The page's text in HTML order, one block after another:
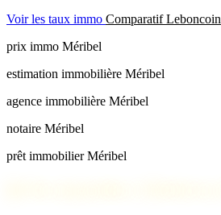
Voir les taux immo Comparatif Leboncoin
prix immo Méribel
estimation immobilière Méribel
agence immobilière Méribel
notaire Méribel
prêt immobilier Méribel